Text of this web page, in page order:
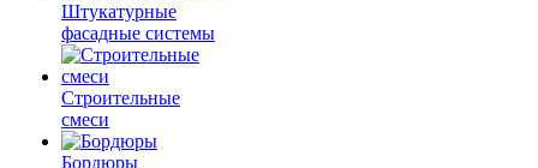
Штукатурные
фасадные системы
Строительные
смеси
Бордюры